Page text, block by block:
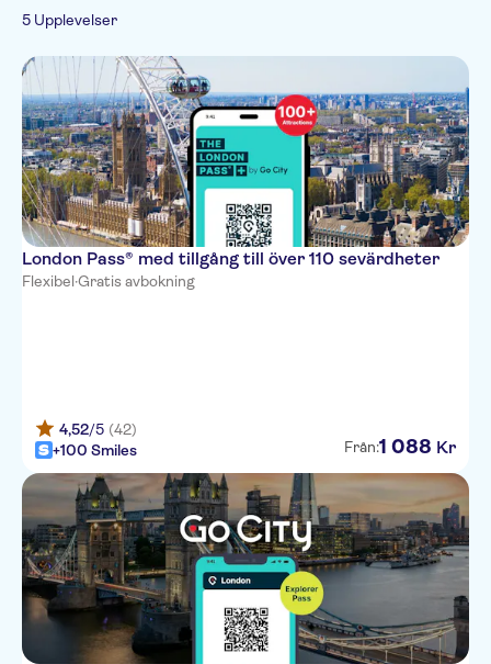
Rundtur med Ljudguide
Snabbkö
Aktiviteter
Hop-on Hop-off
Inomhusaktiviteter
Italian
Korean
Portuguese
Japanese
5 Upplevelser
London Pass® med tillgång till över 110 sevärdheter
Flexibel·Gratis avbokning
4,52/5 (42)
+100 Smiles
Från:1 088 Kr